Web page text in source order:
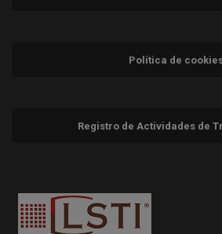
Política de
Registro de Actividades de